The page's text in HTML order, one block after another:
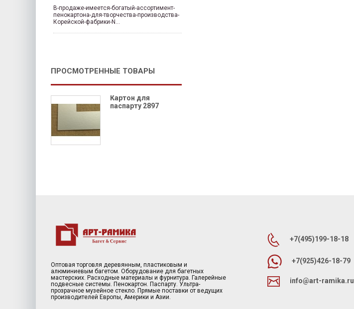
В-продаже-имеется-богатый-ассортимент-
пенокартона-для-творчества-производства-
Корейской-фабрики-N...
ПРОСМОТРЕННЫЕ ТОВАРЫ
Картон для
паспарту 2897
Оптовая торговля деревянным, пластиковым и
алюминиевым багетом. Оборудование для багетных
мастерских. Расходные материалы и фурнитура. Галерейные
подвесные системы. Пенокартон. Паспарту. Ультра-
прозрачное музейное стекло. Прямые поставки от ведущих
производителей Европы, Америки и Азии.
+7(495)199-18-18
+7(925)426-18-79
info@art-ramika.ru